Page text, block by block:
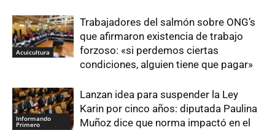
Acuicultura
Trabajadores del salmón sobre ONG’s
que afirmaron existencia de trabajo
forzoso: «si perdemos ciertas
condiciones, alguien tiene que pagar»
Informando
Primero
Lanzan idea para suspender la Ley
Karin por cinco años: diputada Paulina
Muñoz dice que norma impactó en el